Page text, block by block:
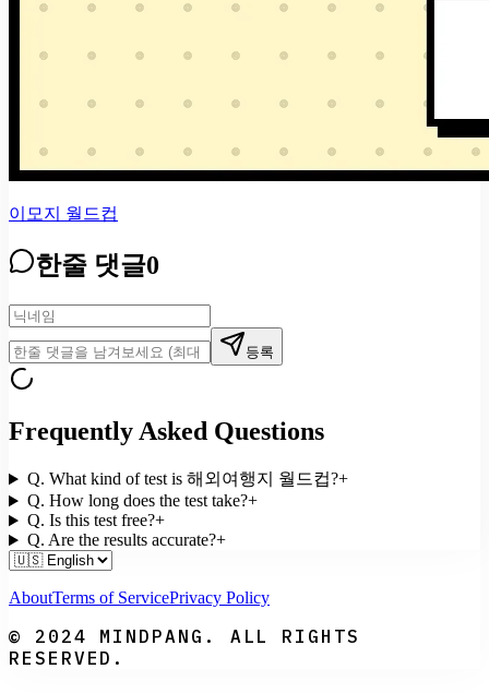
이모지 월드컵
한줄 댓글0
등록
Frequently Asked Questions
Q. What kind of test is 해외여행지 월드컵?+
Q. How long does the test take?+
Q. Is this test free?+
Q. Are the results accurate?+
AboutTerms of ServicePrivacy Policy
© 2024 MINDPANG. ALL RIGHTS
RESERVED.